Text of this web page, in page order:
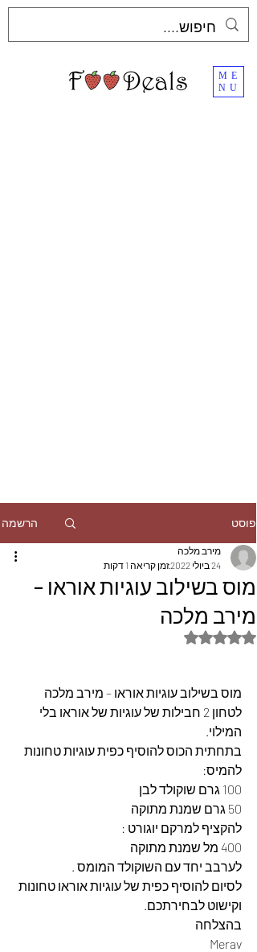
ME
NU
פוסט הרשמה
מוס בשילוב עוגיות אוראו –
מירב מלכה
מירב מלכה
24 ביולי 2022
זמן קריאה 1 דקות
דירוג של NaN מתוך 5 כוכבים
מוס בשילוב עוגיות אוראו – מירב מלכה
לטחון 2 חבילות של עוגיות של אוראו בלי
המילוי.
בתחתית הכוס להוסיף כפית עוגיות טחונות
להמיס:
100 גרם שוקולד לבן
50 גרם שמנת מתוקה
להקציף למרקם יוגורט :
400 מל שמנת מתוקה
לערבב יחד עם השוקולד המומס .
לסיום להוסיף כפית של עוגיות אוראו טחונות
וקישוט לבחירתכם.
בהצלחה
Merav